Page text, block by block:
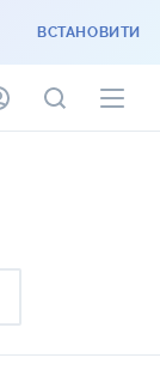
ВСТАНОВИТИ